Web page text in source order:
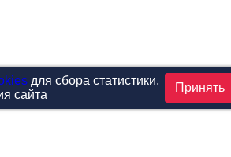
для сбора статистики,
сайта
Принять